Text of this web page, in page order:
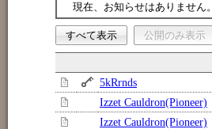
現在、お知らせはありません。
すべて表示 公開のみ表示
5kRrnds
Izzet Cauldron(Pioneer)
Izzet Cauldron(Pioneer)